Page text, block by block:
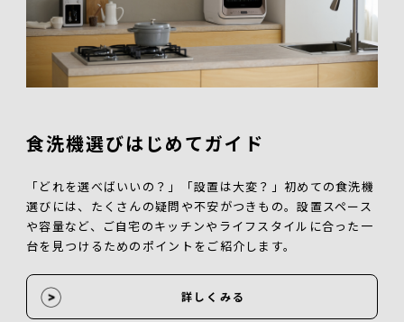
食洗機選びはじめてガイド
「どれを選べばいいの？」「設置は大変？」初めての食洗機
選びには、たくさんの疑問や不安がつきもの。設置スペース
や容量など、ご自宅のキッチンやライフスタイルに合った一
台を見つけるためのポイントをご紹介します。
詳しくみる